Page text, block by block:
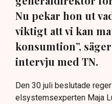
Nu pekar hon ut
viktigt att vi kan
konsumtion”,
intervju med TN.
Den 30 juli beslutade
elsystemsexperten Maja